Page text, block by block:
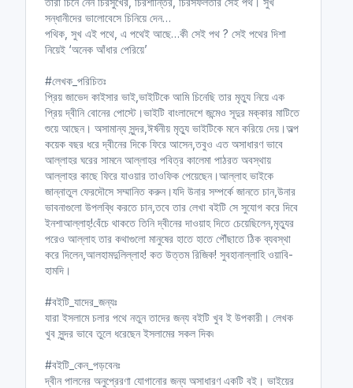
সন্ধানীদের ভালোবেসে চিনিয়ে দেন…
পথিক, সুখ এই পথে, এ পথেই আছে…কী সেই পথ ? সেই পথের দিশা
নিয়েই ‘অনেক আঁধার পেরিয়ে’
#লেখক_পরিচিতঃ
প্রিয় জাভেদ কাইসার ভাই,ভাইটিকে আমি চিনেছি তার মৃত্যু নিয়ে এক
প্রিয় দ্বীনি বোনের পোস্টে।ভাইটি বাংলাদেশে জন্মেও সূদুর মক্কার মাটিতে
শুয়ে আছেন। অসামান্য সুন্দর,ঈর্ষনীয় মৃত্যু ভাইটিকে মনে করিয়ে দেয়।অল্প
কয়েক বছর ধরে দ্বীনের দিকে ফিরে আসেন,তবুও এত অসাধারণ ভাবে
আল্লাহর ঘরের সামনে আল্লাহর পবিত্র কালেমা পাঠরত অবস্থায়
আল্লাহর কাছে ফিরে যাওয়ার তাওফিক পেয়েছেন।আল্লাহ ভাইকে
জান্নাতুল ফেরদৌসে সম্মানিত করুন।যদি উনার সম্পর্কে জানতে চান,উনার
ভাবনাগুলো উপলব্ধি করতে চান,তবে তার লেখা বইটি সে সুযোগ করে দিবে
ইনশাআল্লাহ্!বেঁচে থাকতে তিনি দ্বীনের দাওয়াহ দিতে চেয়েছিলেন,মৃত্যুর
পরেও আল্লাহ তার কথাগুলো মানুষের হাতে হাতে পৌঁছাতে ঠিক ব্যবস্থা
করে দিলেন,আলহামদুলিল্লাহ! কত উত্তম রিজিক! সুবহানাল্লাহি ওয়াবি-
হামদি।
#বইটি_যাদের_জন্যঃ
যারা ইসলামে চলার পথে নতুন তাদের জন্য বইটি খুব ই উপকারী। লেখক
খুব সুন্দর ভাবে তুলে ধরেছেন ইসলামের সকল দিক৷
#বইটি_কেন_পড়বেনঃ
দ্বীন পালনের অনুপ্রেরণা যোগানোর জন্য অসাধারণ একটি বই। ভাইয়ের